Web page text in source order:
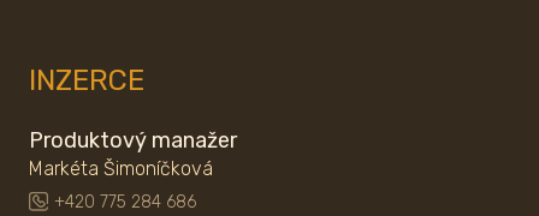
INZERCE
Produktový manažer
Markéta Šimoníčková
+420 775 284 686